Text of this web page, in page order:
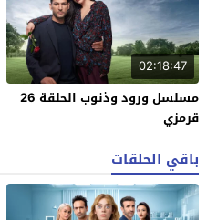
02:18:47
مسلسل ورود وذنوب الحلقة 26
قرمزي
باقي الحلقات